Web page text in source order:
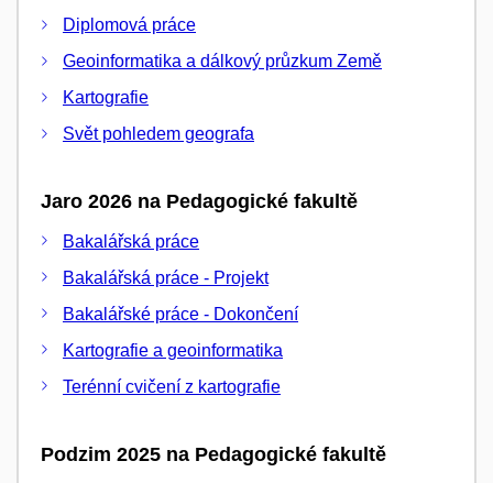
Diplomová práce
Geoinformatika a dálkový průzkum Země
Kartografie
Svět pohledem geografa
Jaro 2026 na Pedagogické fakultě
Bakalářská práce
Bakalářská práce - Projekt
Bakalářské práce - Dokončení
Kartografie a geoinformatika
Terénní cvičení z kartografie
Podzim 2025 na Pedagogické fakultě